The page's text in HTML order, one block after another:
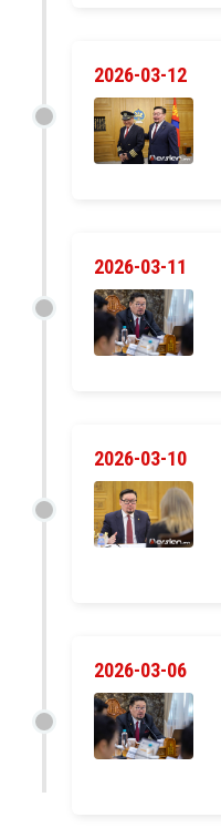
2026-03-12
2026-03-11
2026-03-10
2026-03-06